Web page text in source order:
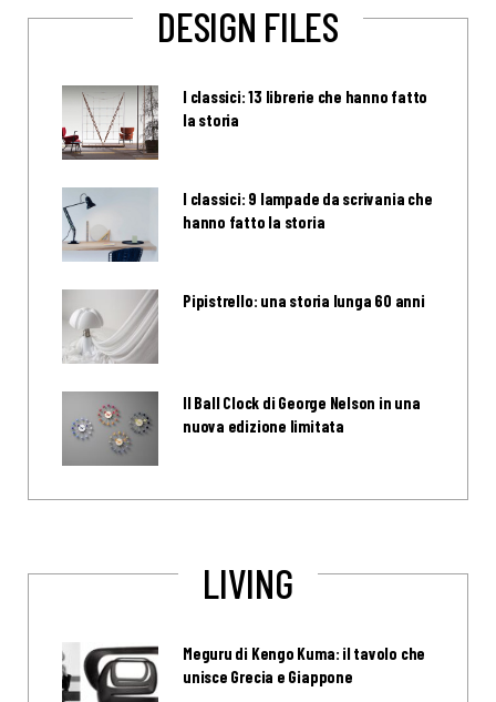
DESIGN FILES
I classici: 13 librerie che hanno fatto
la storia
I classici: 9 lampade da scrivania che
hanno fatto la storia
Pipistrello: una storia lunga 60 anni
Il Ball Clock di George Nelson in una
nuova edizione limitata
LIVING
Meguru di Kengo Kuma: il tavolo che
unisce Grecia e Giappone